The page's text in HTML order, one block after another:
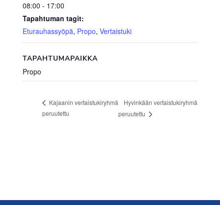
08:00 - 17:00
Tapahtuman tagit:
Eturauhassyöpä, Propo, Vertaistuki
TAPAHTUMAPAIKKA
Propo
Kajaanin vertaistukiryhmä
peruutettu
Hyvinkään vertaistukiryhmä
peruutettu